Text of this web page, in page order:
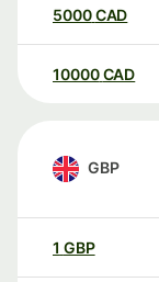
5000CAD
10000 CAD
GBP
1 GBP